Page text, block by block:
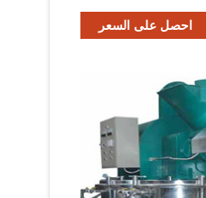
احصل على السعر